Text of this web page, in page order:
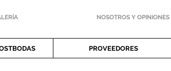
NOSOTROS Y OPINIONES
PROVEEDORES